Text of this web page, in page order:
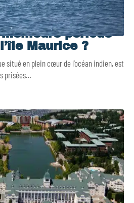
période
Maurice ?
situé en plein cœur de l’océan indien, est
prisées…